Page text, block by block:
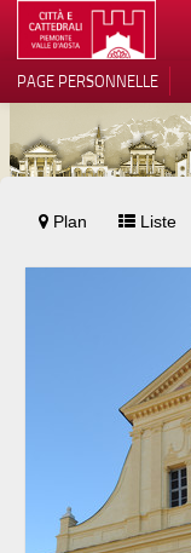
TERRITOIRE
ARCHITECTURE
MUSÉES
ITINÉRAIRES
PAGE PERSONNELLE
Plan Liste